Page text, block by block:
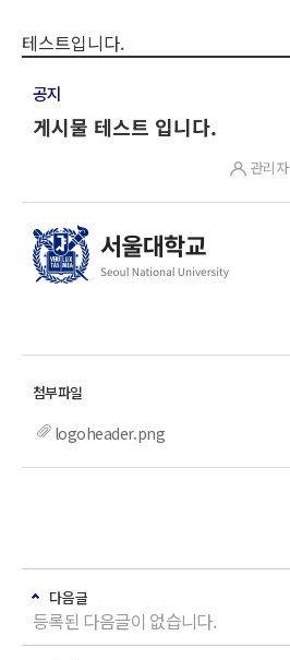
테스트입니다.
공지
게시물 테스트 입니다.
관리자
logoheader.png
다음글
등록된 다음글이 없습니다.